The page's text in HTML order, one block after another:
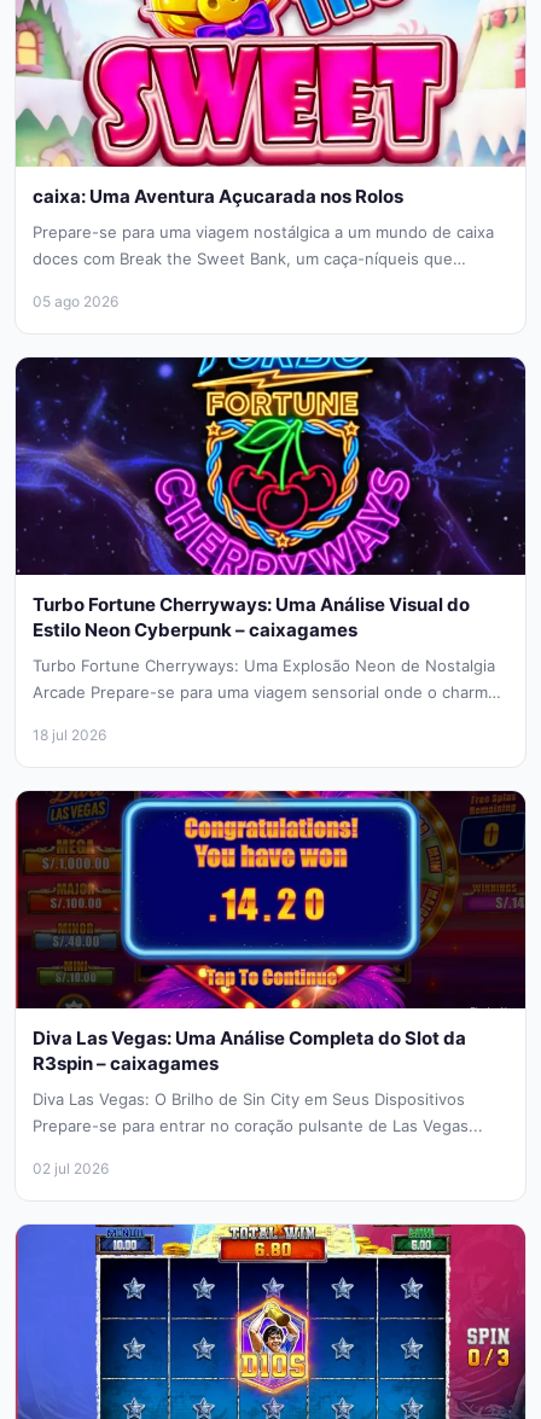
caixa: Uma Aventura Açucarada nos Rolos
Prepare-se para uma viagem nostálgica a um mundo de caixa
doces com Break the Sweet Bank, um caça-níqueis que
05 ago 2026
Turbo Fortune Cherryways: Uma Análise Visual do
Estilo Neon Cyberpunk – caixagames
Turbo Fortune Cherryways: Uma Explosão Neon de Nostalgia
Arcade Prepare-se para uma viagem sensorial onde o charme
18 jul 2026
Diva Las Vegas: Uma Análise Completa do Slot da
R3spin – caixagames
Diva Las Vegas: O Brilho de Sin City em Seus Dispositivos
Prepare-se para entrar no coração pulsante de Las Vegas...
02 jul 2026